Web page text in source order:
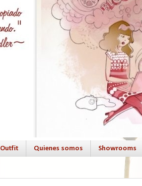
Outfit Quienes somos Showrooms